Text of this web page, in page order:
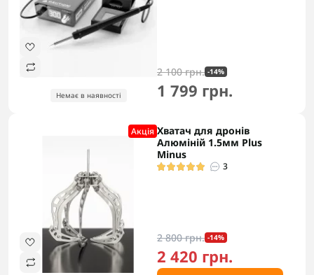
Немає в наявності
2 100 грн. -14%
1 799 грн.
Акцiя Хватач для дронів
Алюміній 1.5мм Plus
Minus
3
2 800 грн. -14%
2 420 грн.